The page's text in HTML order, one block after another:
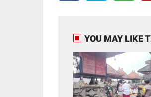
YOU MAY LIKE